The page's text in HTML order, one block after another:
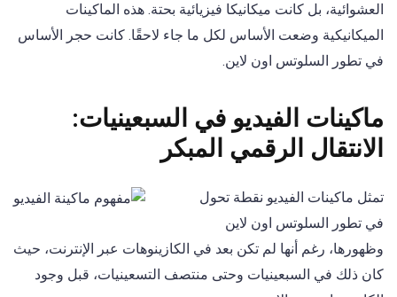
العشوائية، بل كانت ميكانيكا فيزيائية بحتة. هذه الماكينات
الميكانيكية وضعت الأساس لكل ما جاء لاحقًا. كانت حجر الأساس
في تطور السلوتس اون لاين.
ماكينات الفيديو في السبعينيات:
الانتقال الرقمي المبكر
تمثل ماكينات الفيديو نقطة تحول
في تطور السلوتس اون لاين
وظهورها، رغم أنها لم تكن بعد في الكازينوهات عبر الإنترنت، حيث
كان ذلك في السبعينيات وحتى منتصف التسعينيات، قبل وجود